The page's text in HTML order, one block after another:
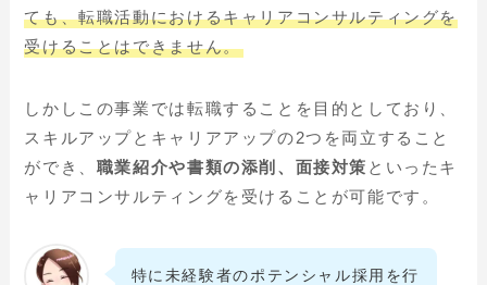
ても、転職活動におけるキャリアコンサルティングを
受けることはできません。
しかしこの事業では転職することを目的としており、
スキルアップとキャリアアップの2つを両立すること
ができ、 職業紹介や書類の添削、面接対策 といったキ
ャリアコンサルティングを受けることが可能です。
特に未経験者のポテンシャル採用を行